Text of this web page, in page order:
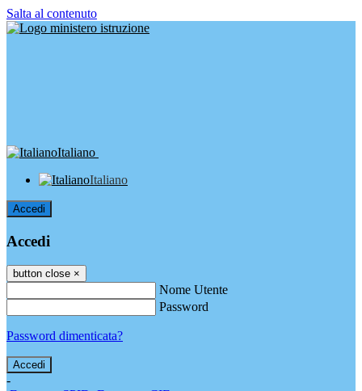
Salta al contenuto
Italiano
Italiano
Accedi
Accedi
button close ×
Nome Utente
Password
Password dimenticata?
-